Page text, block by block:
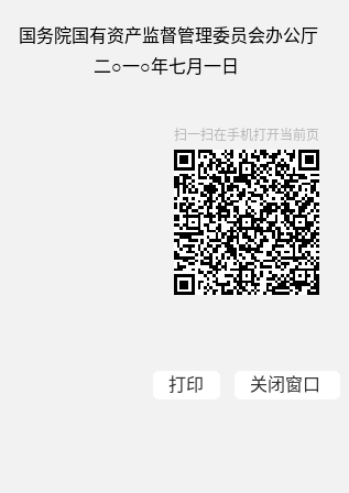
督管理委员会办公厅
月一日
扫一扫在手机打开当前页
打印 关闭窗口